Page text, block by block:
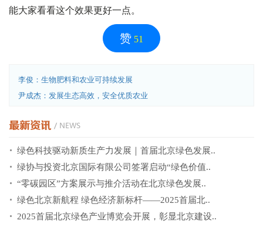
能大家看看这个效果更好一点。
赞 51
李俊：生物肥料和农业可持续发展
尹成杰：发展生态高效，安全优质农业
绿色科技驱动新质生产力发展｜首届北京绿色发展..
绿协与投资北京国际有限公司签署启动“绿色价值..
“零碳园区”方案展示与推介活动在北京绿色发展..
绿色北京新航程 绿色经济新标杆——2025首届北..
2025首届北京绿色产业博览会开展，彰显北京建设..